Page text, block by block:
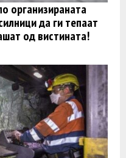
организираната
да ги тепаат
од вистината!